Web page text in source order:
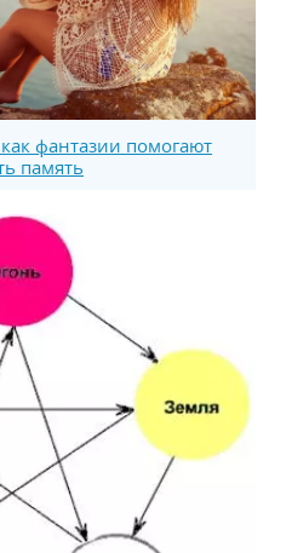
фантазии помогают
память